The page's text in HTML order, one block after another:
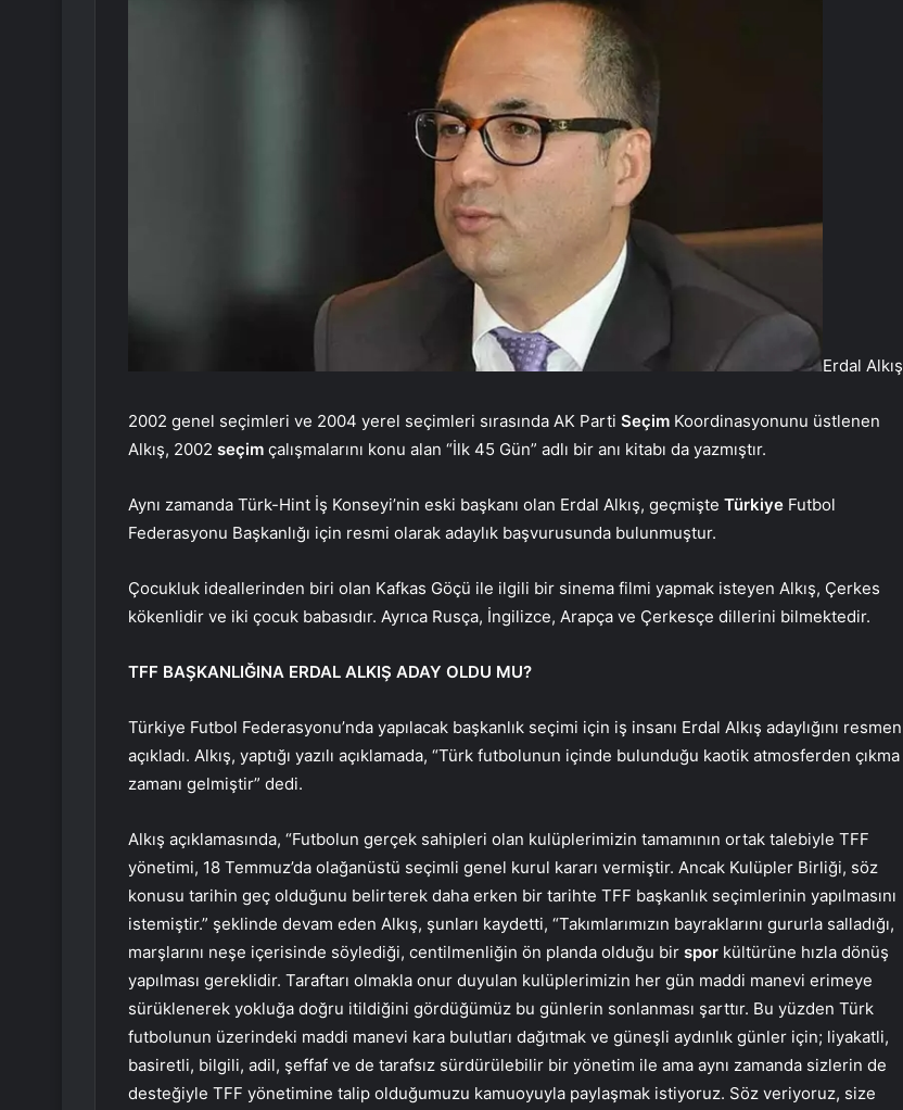
Erdal Alkış
2002 genel seçimleri ve 2004 yerel seçimleri sırasında AK Parti Seçim Koordinasyonunu üstlenen
Alkış, 2002 seçim çalışmalarını konu alan “İlk 45 Gün” adlı bir anı kitabı da yazmıştır.
Aynı zamanda Türk-Hint İş Konseyi’nin eski başkanı olan Erdal Alkış, geçmişte Türkiye Futbol
Federasyonu Başkanlığı için resmi olarak adaylık başvurusunda bulunmuştur.
Çocukluk ideallerinden biri olan Kafkas Göçü ile ilgili bir sinema filmi yapmak isteyen Alkış, Çerkes
kökenlidir ve iki çocuk babasıdır. Ayrıca Rusça, İngilizce, Arapça ve Çerkesçe dillerini bilmektedir.
TFF BAŞKANLIĞINA ERDAL ALKIŞ ADAY OLDU MU?
Türkiye Futbol Federasyonu’nda yapılacak başkanlık seçimi için iş insanı Erdal Alkış adaylığını resmen
açıkladı. Alkış, yaptığı yazılı açıklamada, “Türk futbolunun içinde bulunduğu kaotik atmosferden çıkma
zamanı gelmiştir” dedi.
Alkış açıklamasında, “Futbolun gerçek sahipleri olan kulüplerimizin tamamının ortak talebiyle TFF
yönetimi, 18 Temmuz’da olağanüstü seçimli genel kurul kararı vermiştir. Ancak Kulüpler Birliği, söz
konusu tarihin geç olduğunu belirterek daha erken bir tarihte TFF başkanlık seçimlerinin yapılmasını
istemiştir.” şeklinde devam eden Alkış, şunları kaydetti, “Takımlarımızın bayraklarını gururla salladığı,
marşlarını neşe içerisinde söylediği, centilmenliğin ön planda olduğu bir spor kültürüne hızla dönüş
yapılması gereklidir. Taraftarı olmakla onur duyulan kulüplerimizin her gün maddi manevi erimeye
sürüklenerek yokluğa doğru itildiğini gördüğümüz bu günlerin sonlanması şarttır. Bu yüzden Türk
futbolunun üzerindeki maddi manevi kara bulutları dağıtmak ve güneşli aydınlık günler için; liyakatli,
basiretli, bilgili, adil, şeffaf ve de tarafsız sürdürülebilir bir yönetim ile ama aynı zamanda sizlerin de
desteğiyle TFF yönetimine talip olduğumuzu kamuoyuyla paylaşmak istiyoruz. Söz veriyoruz, size